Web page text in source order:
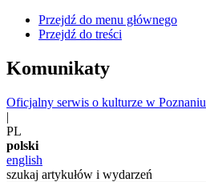
Przejdź do menu głównego
Przejdź do treści
Komunikaty
Oficjalny serwis o kulturze w Poznaniu
|
PL
polski
english
szukaj artykułów i wydarzeń